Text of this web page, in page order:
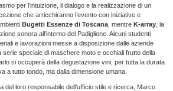
per l’intuizione, il dialogo e la realizzazione di un
che arricchiranno l’evento con iniziative e
Bugetti Essenze di Toscana , mentre K-array , la
sonora all’interno del Padiglione. Alcuni studenti
e lavorazioni messe a disposizione dalle aziende
serie speciale di maschere moto e occhiali frutto della
si occuperà della degustazione vini, per tutta la durata
a tutto tondo, ma dalla dimensione umana.
del loro responsabile dell’ufficio stile e ricerca, Marco